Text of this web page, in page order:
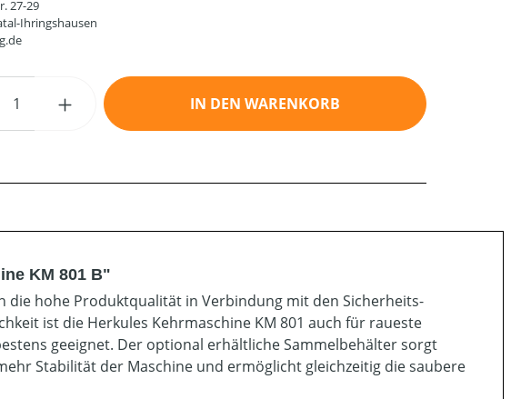
27-29
Ihringshausen
Anzahl: Gib den gewünschten Wert ein oder
IN DEN WARENKORB
KM 801 B"
hohe Produktqualität in Verbindung mit den Sicherheits-
ist die Herkules Kehrmaschine KM 801 auch für raueste
geeignet. Der optional erhältliche Sammelbehälter sorgt
Stabilität der Maschine und ermöglicht gleichzeitig die saubere